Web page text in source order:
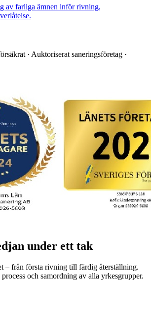
av farliga ämnen inför rivning,
· Auktoriserat saneringsföretag ·
under ett tak
– från första rivning till färdig återställning.
och samordning av alla yrkesgrupper.